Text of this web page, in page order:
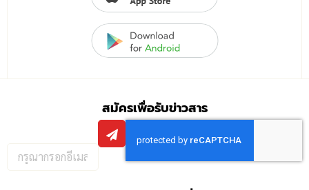
สมัครเพื่อรับข่าวสาร
กรอก
อีเมล